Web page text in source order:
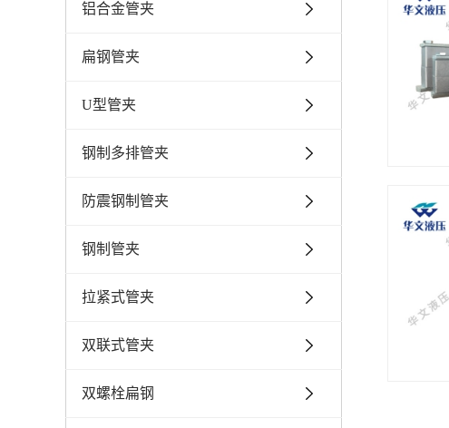
铝合金管夹
扁钢管夹
U型管夹
钢制多排管夹
防震钢制管夹
钢制管夹
拉紧式管夹
双联式管夹
双螺栓扁钢